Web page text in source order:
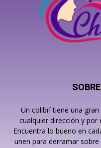
Un colibrí tiene una
cualquier dirección y
Encuentra lo bueno en
unen para derramar